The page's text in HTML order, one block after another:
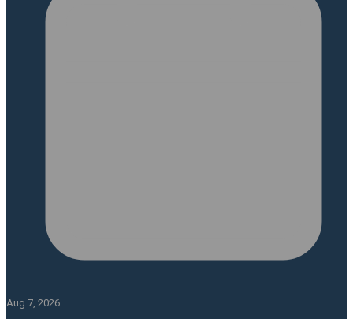
Aug 7, 2026